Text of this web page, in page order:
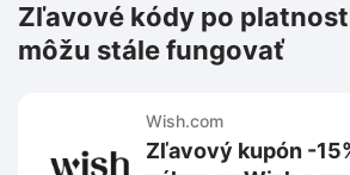
Zľavové kódy po
môžu stále fungovať
Wish.com
Zľavový kupón -